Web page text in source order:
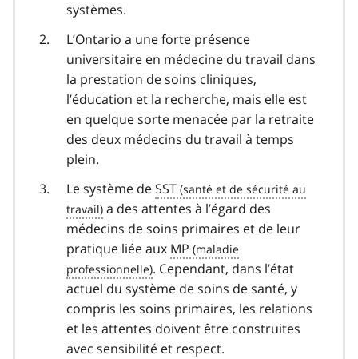
systèmes.
L’Ontario a une forte présence
universitaire en médecine du travail dans
la prestation de soins cliniques,
l’éducation et la recherche, mais elle est
en quelque sorte menacée par la retraite
des deux médecins du travail à temps
plein.
Le système deSST
a des attentes à l’égard des
médecins de soins primaires et de leur
pratique liée aux MP
. Cependant, dans l’état
actuel du système de soins de santé, y
compris les soins primaires, les relations
et les attentes doivent être construites
avec sensibilité et respect.